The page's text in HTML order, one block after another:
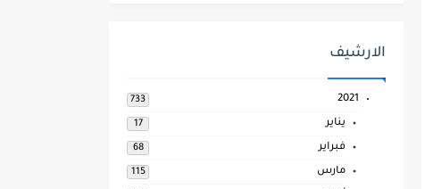
الارشيف
2021
733
يناير 17
فبراير 68
مارس 115